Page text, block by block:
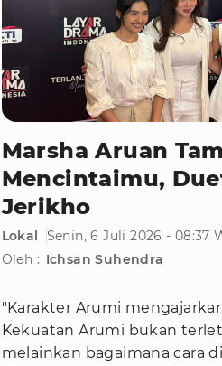
Marsha Aruan
Mencintaimu,
Jerikho
Lokal
Senin, 6 Juli 2026 - 08:37
Oleh : Ichsan Suhendra
"Karakter Arumi
Kekuatan Arumi bukan
melainkan bagaimana cara